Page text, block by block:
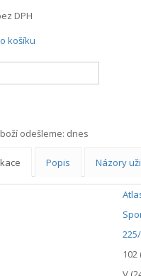
DPH
košíku
odešleme: dnes
Popis Názory
102